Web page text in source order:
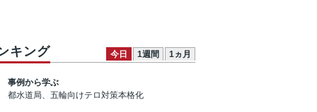
キング 今日 1週間 1ヵ月
事例から学ぶ
都水道局、五輪向けテロ対策本格化